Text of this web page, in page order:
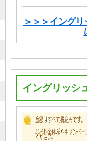
＞＞＞イング
イングリッシ